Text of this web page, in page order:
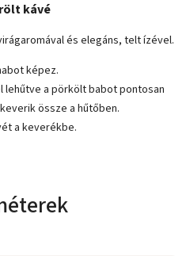
kávé
és elegáns, telt ízével.
képez.
lehűtve a pörkölt babot pontosan
össze a hűtőben.
a keverékbe.